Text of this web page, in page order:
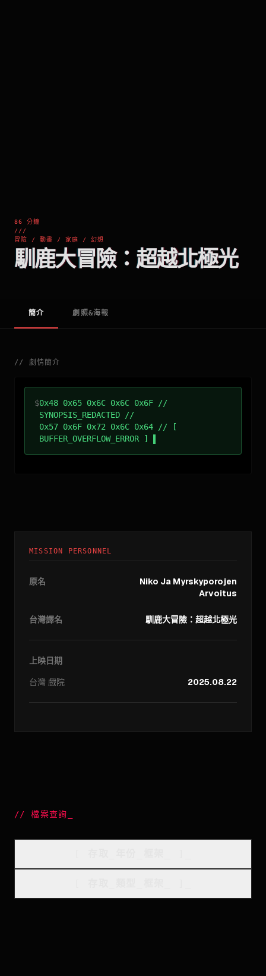
86 分鐘
///
冒險 / 動畫 / 家庭 / 幻想
馴鹿大冒險：超越北極光
簡介 劇照&海報
// 劇情簡介
$0x48 0x65 0x6C 0x6C 0x6F //
SYNOPSIS_REDACTED //
0x57 0x6F 0x72 0x6C 0x64 // [
BUFFER_OVERFLOW_ERROR ]
MISSION PERSONNEL
原名
Niko Ja Myrskyporojen
Arvoitus
台灣譯名 馴鹿大冒險：超越北極光
上映日期
台灣 戲院 2025.08.22
//檔案查詢